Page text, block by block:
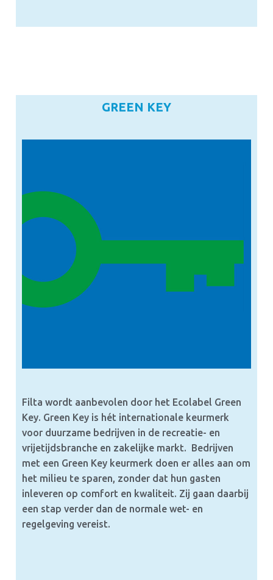
GREEN KEY
Filta wordt aanbevolen door het Ecolabel Green
Key. Green Key is hét internationale keurmerk
voor duurzame bedrijven in de recreatie- en
vrijetijdsbranche en zakelijke markt. Bedrijven
met een Green Key keurmerk doen er alles aan om
het milieu te sparen, zonder dat hun gasten
inleveren op comfort en kwaliteit. Zij gaan daarbij
een stap verder dan de normale wet- en
regelgeving vereist.